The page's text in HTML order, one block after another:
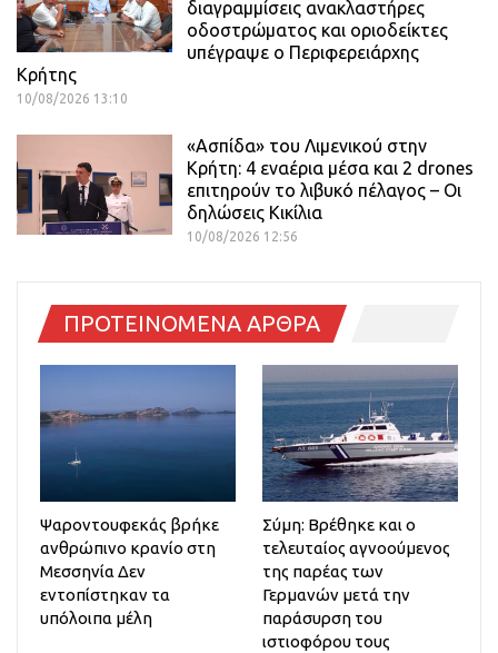
διαγραμμίσεις ανακλαστήρες
οδοστρώματος και οριοδείκτες
υπέγραψε ο Περιφερειάρχης
Κρήτης
10/08/2026 13:10
«Ασπίδα» του Λιμενικού στην
Κρήτη: 4 εναέρια μέσα και 2 drones
επιτηρούν το λιβυκό πέλαγος – Οι
δηλώσεις Κικίλια
10/08/2026 12:56
ΠΡΟΤΕΙΝΟΜΕΝΑ ΑΡΘΡΑ
Ψαροντουφεκάς βρήκε
ανθρώπινο κρανίο στη
Μεσσηνία Δεν
εντοπίστηκαν τα
υπόλοιπα μέλη
Σύμη: Βρέθηκε και ο
τελευταίος αγνοούμενος
της παρέας των
Γερμανών μετά την
παράσυρση του
ιστιοφόρου τους